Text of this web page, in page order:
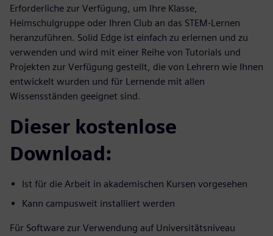
Erforderliche zur Verfügung, um Ihre Klasse,
Heimschulgruppe oder Ihren Club an das STEM-Lernen
heranzuführen. Solid Edge ist einfach zu erlernen und zu
verwenden und wird mit einer Reihe von Tutorials und
Projekten zur Verfügung gestellt, die von Lehrern wie Ihnen
entwickelt wurden und für Lernende mit allen
Wissensständen geeignet sind.
Dieser kostenlose
Download:
Ist für die Arbeit in akademischen Kursen vorgesehen
Kann campusweit installiert werden
Für Software zur Verwendung auf Universitätsniveau